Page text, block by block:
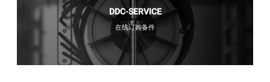
DDC-SERVICE
在线订购备件